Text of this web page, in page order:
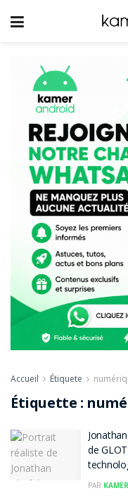
Accueil Étiquete
Étiquette :
de
PAR